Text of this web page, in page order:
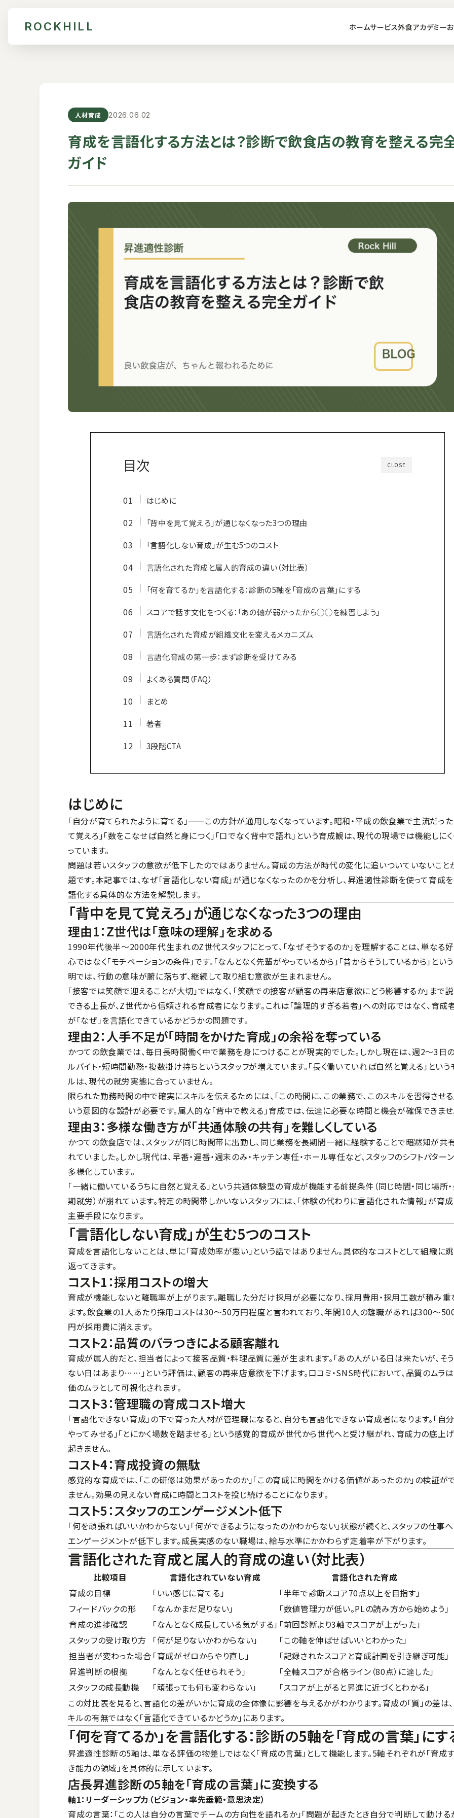
ROCKHILL ホームサービス外食アカデミー
人材育成 2026.06.02
育成を言語化する方法とは？診断で飲食店の教育を整える完
ガイド
CLOSE
目次
はじめに
「背中を見て覚えろ」が通じなくなった3つの理由
「言語化しない育成」が生む5つのコスト
言語化された育成と属人的育成の違い（対比表）
「何を育てるか」を言語化する：診断の5軸を「育成の言葉」にする
スコアで話す文化をつくる：「あの軸が弱かったから◯◯を練習しよう」
言語化された育成が組織文化を変えるメカニズム
言語化育成の第一歩：まず診断を受けてみる
よくある質問（FAQ）
まとめ
著者
3段階CTA
はじめに
「自分が育てられたように育てる」——この方針が通用しなくなっています。昭和・平成の飲食業で主流だった
て覚えろ」「数をこなせば自然と身につく」「口でなく背中で語れ」という育成観は、現代の現場では機能しにく
っています。
問題は若いスタッフの意欲が低下したのではありません。育成の方法が時代の変化に追いついていないこと
題です。本記事では、なぜ「言語化しない育成」が通じなくなったのかを分析し、昇進適性診断を使って育成
語化する具体的な方法を解説します。
「背中を見て覚えろ」が通じなくなった3つの理由
理由1：Z世代は「意味の理解」を求める
1990年代後半〜2000年代生まれのZ世代スタッフにとって、「なぜそうするのか」を理解することは、単なる
心ではなく「モチベーションの条件」です。「なんとなく先輩がやっているから」「昔からそうしているから」とい
明では、行動の意味が腑に落ちず、継続して取り組む意欲が生まれません。
「接客では笑顔で迎えることが大切」ではなく、「笑顔での接客が顧客の再来店意欲にどう影響するか」まで
できる上長が、Z世代から信頼される育成者になります。これは「論理的すぎる若者」への対応ではなく、育成
が「なぜ」を言語化できているかどうかの問題です。
理由2：人手不足が「時間をかけた育成」の余裕を奪っている
かつての飲食業では、毎日長時間働く中で業務を身につけることが現実的でした。しかし現在は、週2〜3日
ルバイト・短時間勤務・複数掛け持ちというスタッフが増えています。「長く働いていれば自然と覚える」という
ルは、現代の就労実態に合っていません。
限られた勤務時間の中で確実にスキルを伝えるためには、「この時間に、この業務で、このスキルを習得させる
いう意図的な設計が必要です。属人的な「背中で教える」育成では、伝達に必要な時間と機会が確保できませ
理由3：多様な働き方が「共通体験の共有」を難しくしている
かつての飲食店では、スタッフが同じ時間帯に出勤し、同じ業務を長期間一緒に経験することで暗黙知が共
れていました。しかし現代は、早番・遅番・週末のみ・キッチン専任・ホール専任など、スタッフのシフトパター
多様化しています。
「一緒に働いているうちに自然と覚える」という共通体験型の育成が機能する前提条件（同じ時間・同じ場所
期就労）が崩れています。特定の時間帯しかいないスタッフには、「体験の代わりに言語化された情報」が育
主要手段になります。
「言語化しない育成」が生む5つのコスト
育成を言語化しないことは、単に「育成効率が悪い」という話ではありません。具体的なコストとして組織に
返ってきます。
コスト1：採用コストの増大
育成が機能しないと離職率が上がります。離職した分だけ採用が必要になり、採用費用・採用工数が積み重
ます。飲食業の1人あたり採用コストは30〜50万円程度と言われており、年間10人の離職があれば300〜
円が採用費に消えます。
コスト2：品質のバラつきによる顧客離れ
育成が属人的だと、担当者によって接客品質・料理品質に差が生まれます。「あの人がいる日は来たいが、そ
ない日はあまり……」という評価は、顧客の再来店意欲を下げます。口コミ・SNS時代において、品質のムラ
価のムラとして可視化されます。
コスト3：管理職の育成コスト増大
「言語化できない育成」の下で育った人材が管理職になると、自分も言語化できない育成者になります。「自
やってみせる」「とにかく場数を踏ませる」という感覚的育成が世代から世代へと受け継がれ、育成力の底上
起きません。
コスト4：育成投資の無駄
感覚的な育成では、「この研修は効果があったのか」「この育成に時間をかける価値があったのか」の検証が
ません。効果の見えない育成に時間とコストを投じ続けることになります。
コスト5：スタッフのエンゲージメント低下
「何を頑張ればいいかわからない」「何ができるようになったのかわからない」状態が続くと、スタッフの仕事
エンゲージメントが低下します。成長実感のない職場は、給与水準にかかわらず定着率が下がります。
言語化された育成と属人的育成の違い（対比表）
比較項目 言語化されていない育成
言語化された育成
育成の目標
「いい感じに育てる」
「半年で診断スコア70点以上を目指す」
フィードバックの形
「なんかまだ足りない」
「数値管理力が低い。PLの読み方から始めよう」
育成の進捗確認
「なんとなく成長している気がする」 「前回診断より3軸でスコアが上がった」
スタッフの受け取り方
「何が足りないかわからない」
「この軸を伸ばせばいいとわかった」
担当者が変わった場合 「育成がゼロからやり直し」
「記録されたスコアと育成計画を引き継ぎ可能」
昇進判断の根拠
「なんとなく任せられそう」
「全軸スコアが合格ライン（80点）に達した」
スタッフの成長動機
「頑張っても何も変わらない」
「スコアが上がると昇進に近づくとわかる」
この対比表を見ると、言語化の差がいかに育成の全体像に影響を与えるかがわかります。育成の「質」の差は
キルの有無ではなく「言語化できているかどうか」にあります。
「何を育てるか」を言語化する：診断の5軸を「育成の言葉」にす
昇進適性診断の5軸は、単なる評価の物差しではなく「育成の言葉」として機能します。5軸それぞれが「育成
き能力の領域」を具体的に示しています。
店長昇進診断の5軸を「育成の言葉」に変換する
軸1：リーダーシップ力（ビジョン・率先垂範・意思決定）
育成の言葉：「この人は自分の言葉でチームの方向性を語れるか」「問題が起きたとき自分で判断して動ける